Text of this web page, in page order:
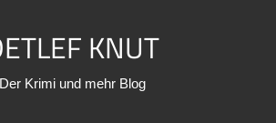
KNUT
Der Krimi und mehr Blog